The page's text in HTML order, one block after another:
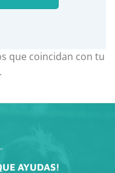
que coincidan con tu
AYUDAS!